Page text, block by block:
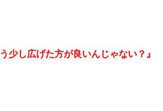
少し広げた方が良いんじゃない？』